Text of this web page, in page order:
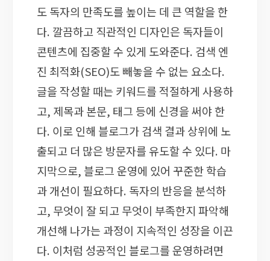
도 독자의 만족도를 높이는 데 큰 역할을 한
다. 깔끔하고 직관적인 디자인은 독자들이
콘텐츠에 집중할 수 있게 도와준다. 검색 엔
진 최적화(SEO)도 빼놓을 수 없는 요소다.
글을 작성할 때는 키워드를 적절하게 사용하
고, 제목과 본문, 태그 등에 신경을 써야 한
다. 이로 인해 블로그가 검색 결과 상위에 노
출되고 더 많은 방문자를 유도할 수 있다. 마
지막으로, 블로그 운영에 있어 꾸준한 학습
과 개선이 필요하다. 독자의 반응을 분석하
고, 무엇이 잘 되고 무엇이 부족한지 파악해
개선해 나가는 과정이 지속적인 성장을 이끈
다. 이처럼 성공적인 블로그를 운영하려면